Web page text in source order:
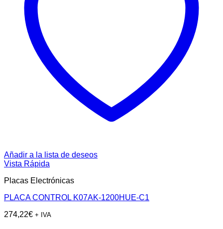
Añadir a la lista de deseos
Vista Rápida
Placas Electrónicas
PLACA CONTROL K07AK-1200HUE-C1
274,22€ + IVA